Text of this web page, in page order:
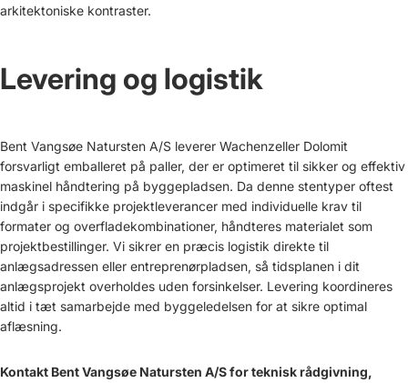
arkitektoniske kontraster.
Levering og logistik
Bent Vangsøe Natursten A/S leverer Wachenzeller Dolomit
forsvarligt emballeret på paller, der er optimeret til sikker og effektiv
maskinel håndtering på byggepladsen. Da denne stentyper oftest
indgår i specifikke projektleverancer med individuelle krav til
formater og overfladekombinationer, håndteres materialet som
projektbestillinger. Vi sikrer en præcis logistik direkte til
anlægsadressen eller entreprenørpladsen, så tidsplanen i dit
anlægsprojekt overholdes uden forsinkelser. Levering koordineres
altid i tæt samarbejde med byggeledelsen for at sikre optimal
aflæsning.
Kontakt Bent Vangsøe Natursten A/S for teknisk rådgivning,